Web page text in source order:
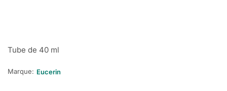
Tube de 40 ml
Marque: Eucerin